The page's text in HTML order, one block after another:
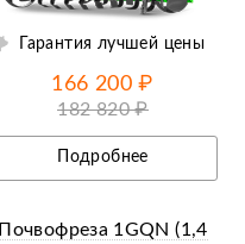
Гарантия лучшей цены
166 200 ₽
182 820 ₽
Подробнее
Почвофреза 1GQN (1,4